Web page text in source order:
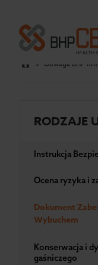
Obsługa BHP
RODZAJE
Instrukcja
Ocena ryzyka i
Dokument
Wybuchem
Konserwacja i
gaśniczego